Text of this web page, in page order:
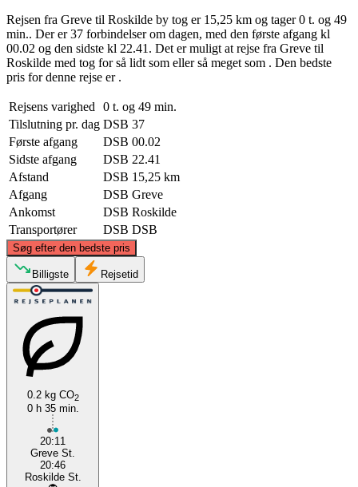
Rejsen fra Greve til Roskilde by tog er 15,25 km og tager 0 t. og 49
min.. Der er 37 forbindelser om dagen, med den første afgang kl
00.02 og den sidste kl 22.41. Det er muligt at rejse fra Greve til
Roskilde med tog for så lidt som eller så meget som . Den bedste
pris for denne rejse er .
Rejsens varighed
0 t. og 49 min.
Tilslutning pr. dag DSB 37
Første afgang
DSB 00.02
Sidste afgang
DSB 22.41
Afstand
DSB 15,25 km
Afgang
DSB Greve
Ankomst
DSB Roskilde
Transportører
DSB DSB
Søg efter den bedste pris
Roskilde
Billigste Rejsetid
0.2 kg CO2
0 h 35 min.
20:11
Greve St.
20:46
Roskilde St.